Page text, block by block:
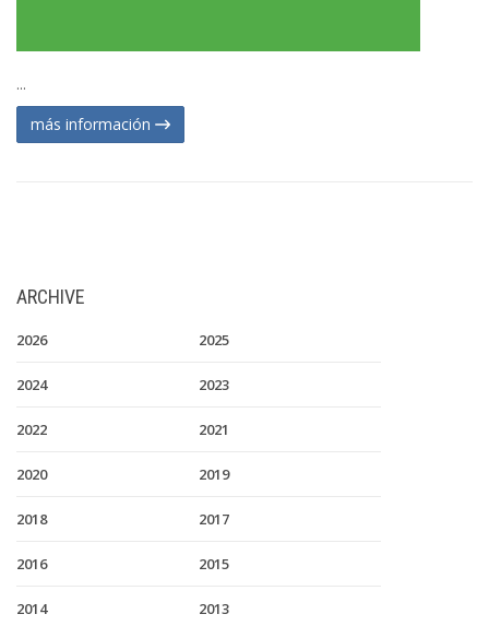
...
más información
ARCHIVE
2026 2025
2024 2023
2022 2021
2020 2019
2018 2017
2016 2015
2014 2013